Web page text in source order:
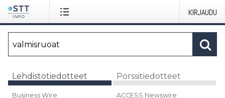
KIRJAUDU
Lehdistötiedotteet Pörssitiedotteet
Business Wire ACCESS Newswire